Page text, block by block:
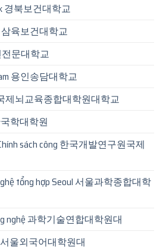
경북보건대학교
삼육보건대학교
전문대학교
용인송담대학교
제뇌교육종합대학원대학교
국학대학원
sách công 한국개발연구원국제
tổng hợp Seoul 서울과학종합대학
nghệ 과학기술연합대학원대
서울외국어대학원대